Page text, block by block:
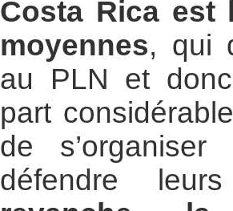
Costa Rica est
moyennes, qui
au PLN et
part
de
défendre